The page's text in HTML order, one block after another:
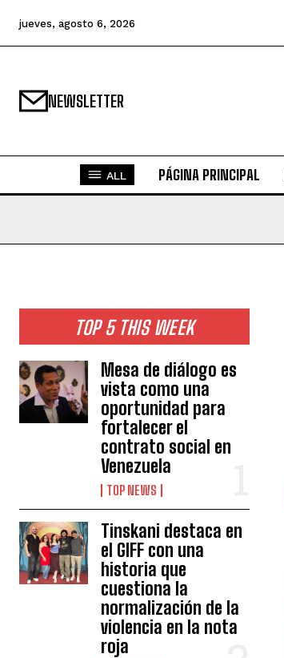
jueves, agosto 6, 2026
NEWSLETTER
ALL PÁGINA PRINCIPAL
TOP 5 THIS WEEK
Mesa de diálogo es
vista como una
oportunidad para
fortalecer el
contrato social en
Venezuela
TOP NEWS
Tinskani destaca en
el GIFF con una
historia que
cuestiona la
normalización de la
violencia en la nota
roja